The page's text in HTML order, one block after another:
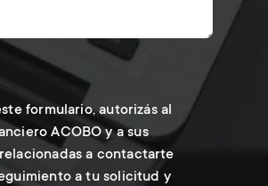
formulario, autorizás al
ACOBO y a sus
a contactarte
a tu solicitud y